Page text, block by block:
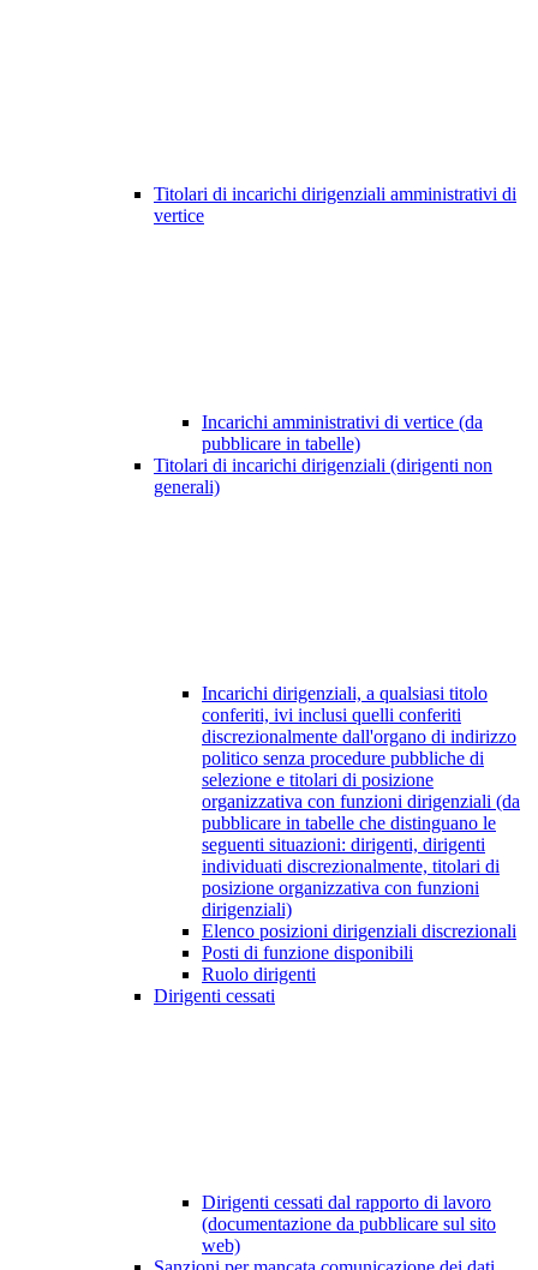
Titolari di incarichi dirigenziali amministrativi di
vertice
Incarichi amministrativi di vertice (da
pubblicare in tabelle)
Titolari di incarichi dirigenziali (dirigenti non
generali)
Incarichi dirigenziali, a qualsiasi titolo
conferiti, ivi inclusi quelli conferiti
discrezionalmente dall'organo di indirizzo
politico senza procedure pubbliche di
selezione e titolari di posizione
organizzativa con funzioni dirigenziali (da
pubblicare in tabelle che distinguano le
seguenti situazioni: dirigenti, dirigenti
individuati discrezionalmente, titolari di
posizione organizzativa con funzioni
dirigenziali)
Elenco posizioni dirigenziali discrezionali
Posti di funzione disponibili
Ruolo dirigenti
Dirigenti cessati
Dirigenti cessati dal rapporto di lavoro
(documentazione da pubblicare sul sito
web)